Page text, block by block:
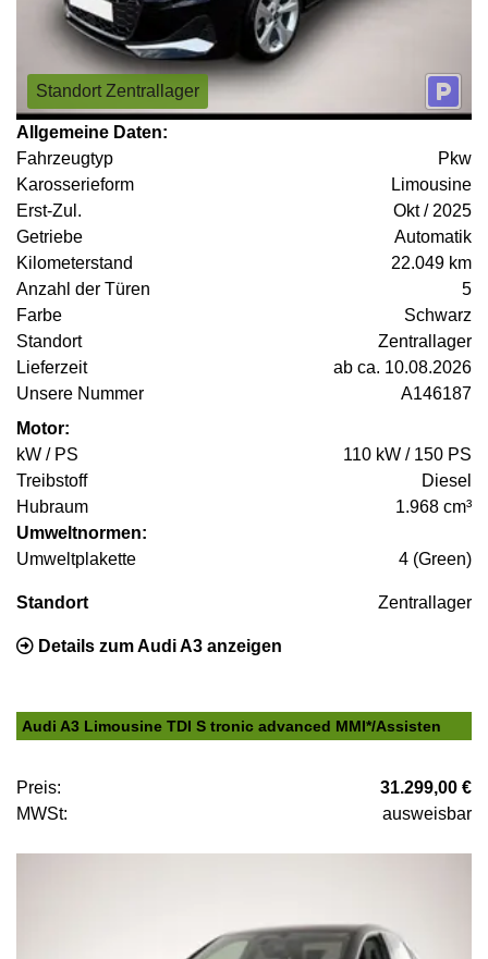
Standort Zentrallager
Allgemeine Daten:
Fahrzeugtyp
Pkw
Karosserieform
Limousine
Erst-Zul.
Okt / 2025
Getriebe
Automatik
Kilometerstand
22.049 km
Anzahl der Türen
5
Farbe
Schwarz
Standort
Zentrallager
Lieferzeit
ab ca. 10.08.2026
Unsere Nummer
A146187
Motor:
kW / PS
110 kW / 150 PS
Treibstoff
Diesel
Hubraum
1.968 cm³
Umweltnormen:
Umweltplakette
4 (Green)
Standort Zentrallager
Details zum Audi A3 anzeigen
Audi A3 Limousine TDI S tronic advanced MMI*/Assisten
Preis:
31.299,00 €
MWSt:
ausweisbar